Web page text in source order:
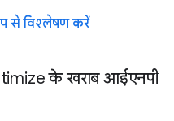
से विश्लेषण करें
के खराब आईएनपी